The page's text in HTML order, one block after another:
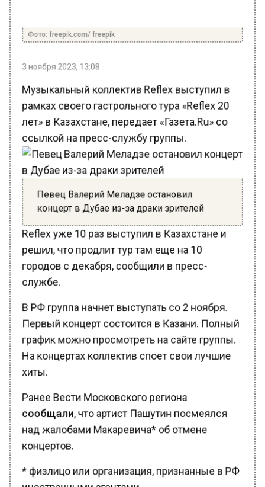
Музыкальный коллектив Reflex выступил в
рамках своего гастрольного тура «Reflex 20
лет» в Казахстане, передает «Газета.Ru» со
ссылкой на пресс-службу группы.
Певец Валерий Меладзе остановил
концерт в Дубае из-за драки зрителей
Reflex уже 10 раз выступил в Казахстане и
решил, что продлит тур там еще на 10
городов с декабря, сообщили в пресс-
службе.
В РФ группа начнет выступать со 2 ноября.
Первый концерт состоится в Казани. Полный
график можно просмотреть на сайте группы.
На концертах коллектив споет свои лучшие
хиты.
Ранее Вести Московского региона
сообщали, что артист Пашутин посмеялся
над жалобами Макаревича* об отмене
концертов.
* физлицо или организация, признанные в РФ